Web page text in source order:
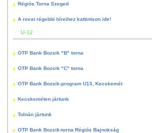
Régiós Torna Szeged
A rovat régebbi híreihez kattintson ide!
U-12
OTP Bank Bozsik "B" torna
OTP Bank Bozsik "C" torna
OTP Bank Bozsik-program U13, Kecskemét
Kecskeméten jártunk
Tolnán jártunk
OTP Bank Bozsik-torna Régiós Bajnokság